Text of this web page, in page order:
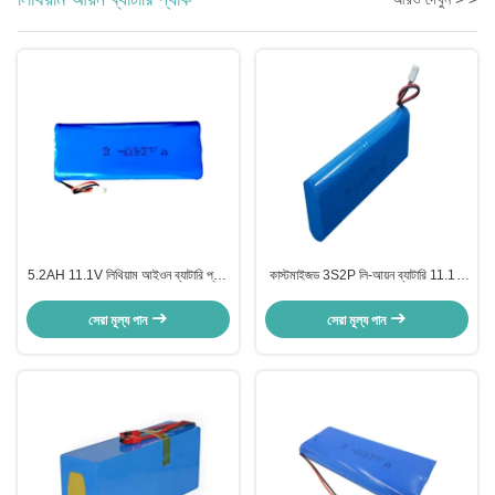
5.2AH 11.1V লিথিয়াম আইওন ব্যাটারি প্যাক
সেরা মূল্য পান
কাস্টমাইজড 3S2P লি-আয়ন ব্যাটারি 11.1V
সেরা মূল্য পান